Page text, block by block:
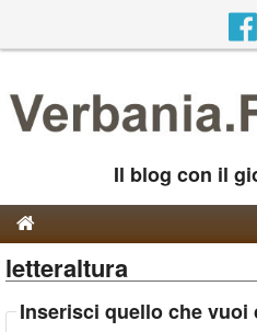
Il blog con il
Genesi e Storia
Contatti
letteraltura
Inserisci quello che vuoi